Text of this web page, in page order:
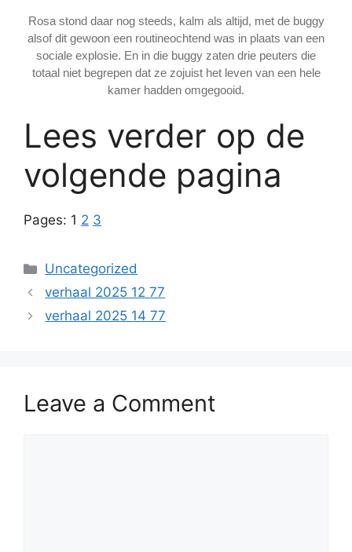
Rosa stond daar nog steeds, kalm als altijd, met de buggy
alsof dit gewoon een routineochtend was in plaats van een
sociale explosie. En in die buggy zaten drie peuters die
totaal niet begrepen dat ze zojuist het leven van een hele
kamer hadden omgegooid.
Lees verder op de
volgende pagina
Pages: 1 2 3
Categories
Uncategorized
verhaal 2025 12 77
verhaal 2025 14 77
Leave a Comment